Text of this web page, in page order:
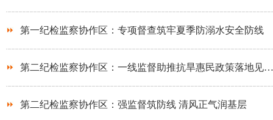
第一纪检监察协作区：专项督查筑牢夏季防溺水安全防线
第二纪检监察协作区：一线监督助推抗旱惠民政策落地见…
第二纪检监察协作区：强监督筑防线 清风正气润基层